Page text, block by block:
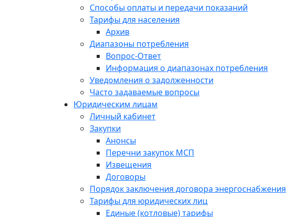
Способы оплаты и передачи показаний
Тарифы для населения
Архив
Диапазоны потребления
Вопрос-Ответ
Информация о диапазонах потребления
Уведомления о задолженности
Часто задаваемые вопросы
Юридическим лицам
Личный кабинет
Закупки
Анонсы
Перечни закупок МСП
Извещения
Договоры
Порядок заключения договора энергоснабжения
Тарифы для юридических лиц
Единые (котловые) тарифы